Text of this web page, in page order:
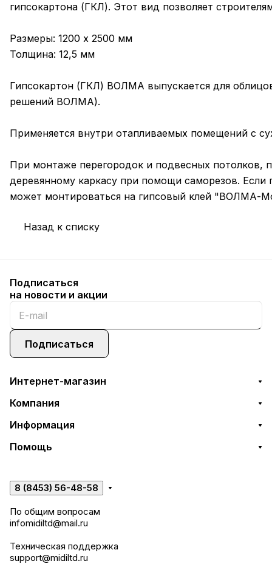
гипсокартона (ГКЛ). Этот вид позволяет
Размеры: 1200 х 2500 мм
Толщина: 12,5 мм
Гипсокартон (ГКЛ) ВОЛМА выпускается для
решений ВОЛМА).
Применяется внутри отапливаемых помещений с
При монтаже перегородок и подвесных потолков,
деревянному каркасу при помощи саморезов. Если
может монтироваться на гипсовый клей "ВОЛМА-
Назад к списку
Подписаться
на новости и акции
Подписаться
Интернет-магазин
Компания
Информация
Помощь
8 (8453) 56-48-58
По общим вопросам
infomidiltd@mail.ru
Техническая поддержка
support@midiltd.ru